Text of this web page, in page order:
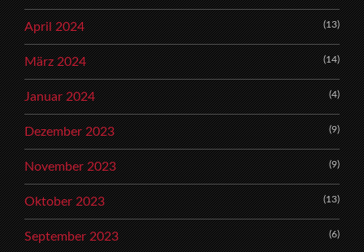
April 2024 (13)
März 2024 (14)
Januar 2024 (4)
Dezember 2023 (9)
November 2023 (9)
Oktober 2023 (13)
September 2023 (6)